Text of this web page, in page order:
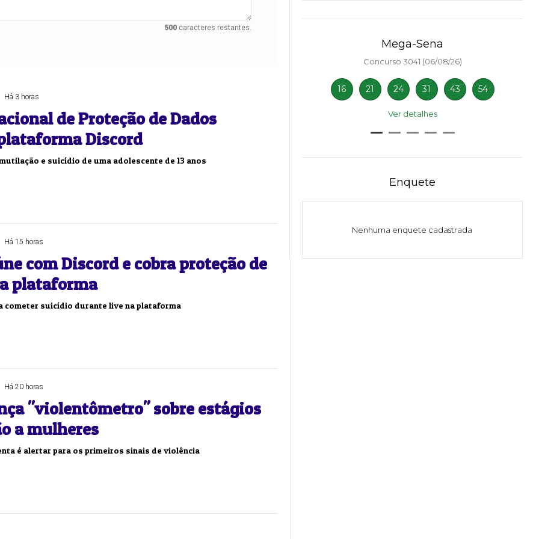
500caracteres restantes.
Há 3 horas
de Proteção de Dados
Discord
e suicídio de uma adolescente de 13 anos
Há 15 horas
com Discord e cobra proteção de
plataforma
cometer suicídio durante live na plataforma
Há 20 horas
"violentômetro" sobre estágios
a mulheres
é alertar para os primeiros sinais de violência
50 57
88 91
Ver detalhes
Mega-Sena
Concurso 3041 (06/08/26)
16 21 24 31 43 54
Ver detalhes
Enquete
Nenhuma enquete cadastrada